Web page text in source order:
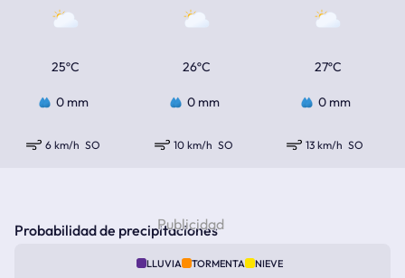
25ºC 26ºC 27ºC
0 mm 0 mm 0 mm
6 km/h SO 10 km/h SO 13 km/h SO
Probabilidad de precipitaciones
LLUVIA TORMENTA NIEVE